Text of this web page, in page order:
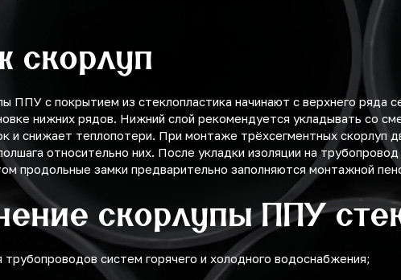
скорлуп
ППУ с покрытием из стеклопластика начинают с верхнего
нижних рядов. Нижний слой рекомендуется укладывать со
и снижает теплопотери. При монтаже трёхсегментных скорлуп
относительно них. После укладки изоляции на
продольные замки предварительно заполняются монтажной
скорлупы ППУ
трубопроводов систем горячего и холодного водоснабжения;